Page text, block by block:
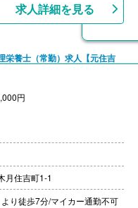
求人詳細を見る
栄養士（常勤）求人【元住吉
円
で月額増も相談可能
2km以上
月住吉町1-1
り徒歩7分/マイカー通勤不可